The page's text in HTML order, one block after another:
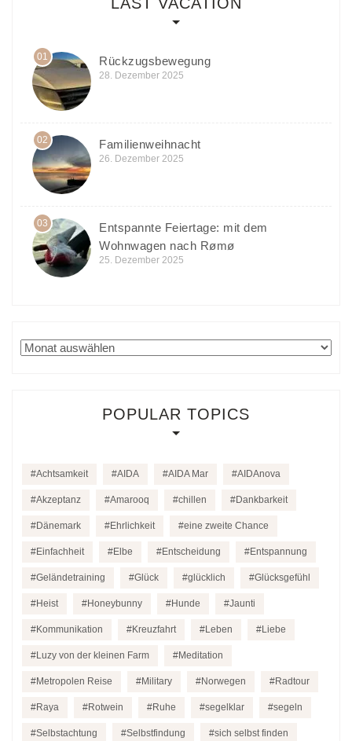
LAST VACATION
01 Rückzugsbewegung
28. Dezember 2025
02 Familienweihnacht
26. Dezember 2025
03
Entspannte Feiertage: mit dem
Wohnwagen nach Rømø
25. Dezember 2025
Archiv
POPULAR TOPICS
Achtsamkeit AIDA AIDA Mar AIDAnova
Akzeptanz Amarooq chillen Dankbarkeit
Dänemark Ehrlichkeit eine zweite Chance
Einfachheit Elbe Entscheidung Entspannung
Geländetraining Glück glücklich Glücksgefühl
Heist Honeybunny Hunde Jaunti
Kommunikation Kreuzfahrt Leben Liebe
Luzy von der kleinen Farm Meditation
Metropolen Reise Military Norwegen Radtour
Raya Rotwein Ruhe segelklar segeln
Selbstachtung Selbstfindung sich selbst finden